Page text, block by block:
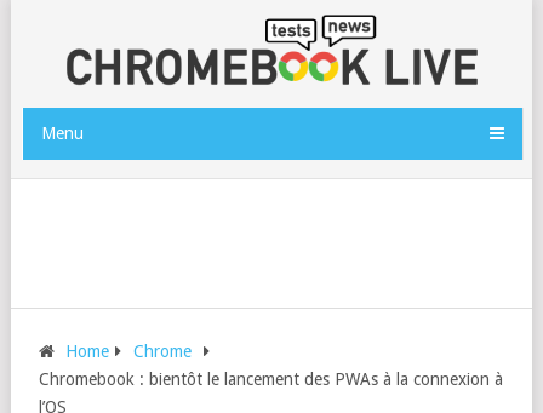
Menu
Home
Chrome
Chromebook : bientôt le lancement des PWAs à la connexion à
l’OS